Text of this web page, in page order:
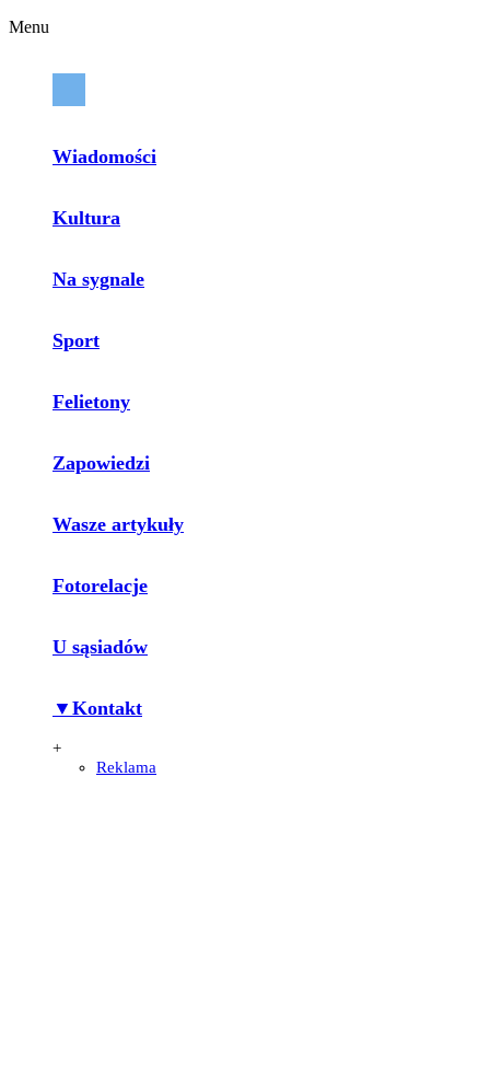
Menu
Wiadomości
Kultura
Na sygnale
Sport
Felietony
Zapowiedzi
Wasze artykuły
Fotorelacje
U sąsiadów
▼Kontakt
+
Reklama